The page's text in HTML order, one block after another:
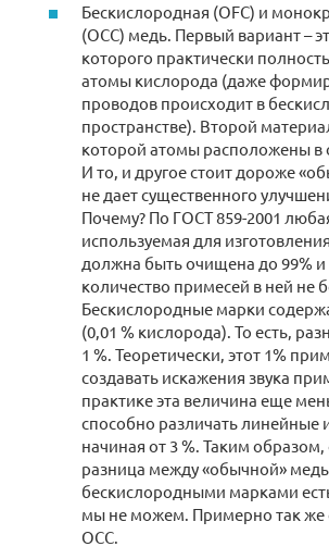
Бескислородная (OFC) и
(OCC) медь. Первый вариант –
которого практически
атомы кислорода (даже
проводов происходит в
пространстве). Второй
которой атомы расположены в
И то, и другое стоит дороже
не дает существенного
Почему? По ГОСТ 859-2001
используемая для
должна быть очищена до 99% и
количество примесей в ней не
Бескислородные марки
(0,01 % кислорода). То есть,
1 %. Теоретически, этот 1%
создавать искажения звука
практике эта величина еще
способно различать линейные
начиная от 3 %. Таким образом,
разница между «обычной»
бескислородными марками
мы не можем. Примерно так же
OCC.